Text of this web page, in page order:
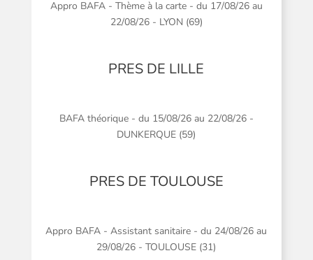
Appro BAFA - Thème à la carte - du 17/08/26 au
22/08/26 - LYON (69)
PRES DE LILLE
BAFA théorique - du 15/08/26 au 22/08/26 -
DUNKERQUE (59)
PRES DE TOULOUSE
Appro BAFA - Assistant sanitaire - du 24/08/26 au
29/08/26 - TOULOUSE (31)